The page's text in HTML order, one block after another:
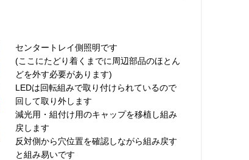
センタートレイ側照明です
(ここにたどり着くまでに周辺部品のほとん
どを外す必要があります)
LEDは回転組みで取り付けられているので
回して取り外します
減光用・組付け用のキャップを移植し組み
戻します
反対側から穴位置を確認しながら組み戻す
と組み易いです